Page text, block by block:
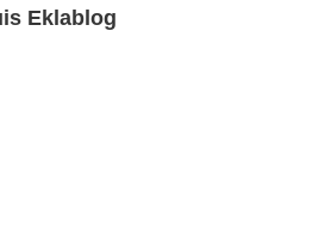
Article publié depuis Eklablog